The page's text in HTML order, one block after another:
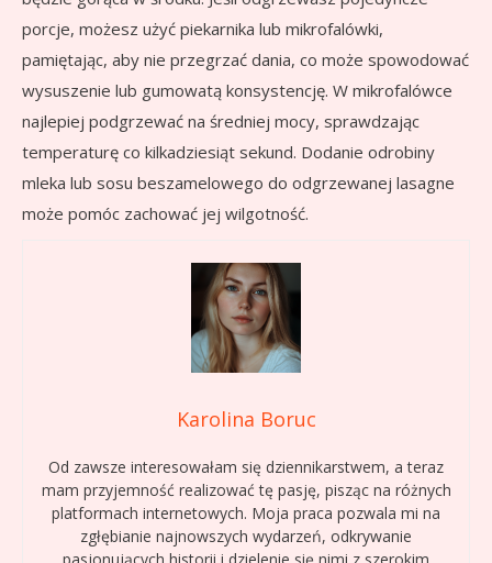
porcje, możesz użyć piekarnika lub mikrofalówki,
pamiętając, aby nie przegrzać dania, co może spowodować
wysuszenie lub gumowatą konsystencję. W mikrofalówce
najlepiej podgrzewać na średniej mocy, sprawdzając
temperaturę co kilkadziesiąt sekund. Dodanie odrobiny
mleka lub sosu beszamelowego do odgrzewanej lasagne
może pomóc zachować jej wilgotność.
Karolina Boruc
Od zawsze interesowałam się dziennikarstwem, a teraz
mam przyjemność realizować tę pasję, pisząc na różnych
platformach internetowych. Moja praca pozwala mi na
zgłębianie najnowszych wydarzeń, odkrywanie